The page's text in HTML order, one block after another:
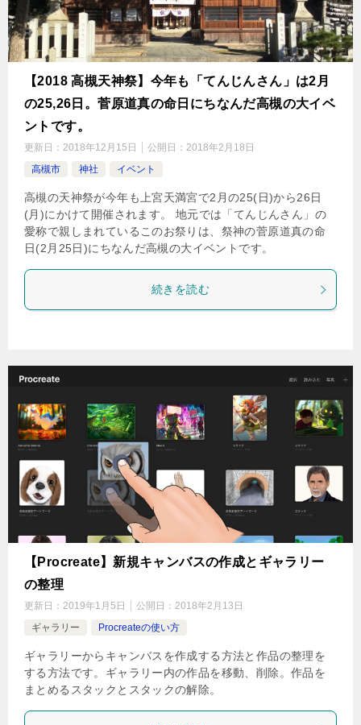
【2018 高槻天神祭】今年も「てんじんさん」は2月
の25,26日。菅原道真の命日にちなんだ高槻の大イベ
ントです。
更新日： 2018年12月15日 公開日： 2018年2月18日
高槻市
神社 イベント
高槻の天神祭が今年も上宮天満宮で2月の25(日)から26日
(月)にかけて開催されます。 地元では「てんじんさん」の
愛称で親しまれているこのお祭りは、祭神の菅原道真の命
日(2月25日)にちなんだ高槻の大イベントです。
続きを読む
【Procreate】新規キャンバスの作成とギャラリー
の整理
更新日： 2019年1月5日 公開日： 2018年2月13日
ギャラリー
Procreateの使い方
ギャラリーからキャンバスを作成する方法と作品の整理を
する方法です。ギャラリー内の作品を移動、削除。作品を
まとめるスタックとスタックの解除。